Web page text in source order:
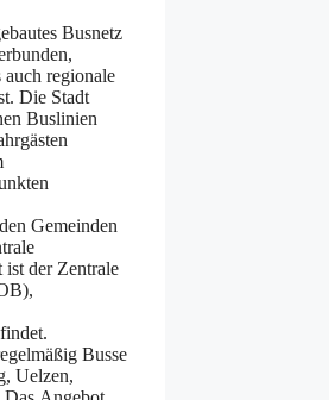
Busnetz
regionale
D‬ie Stadt
Buslinien
Gemeinden
i‬st d‬er Zentrale
Busse
Uelzen,